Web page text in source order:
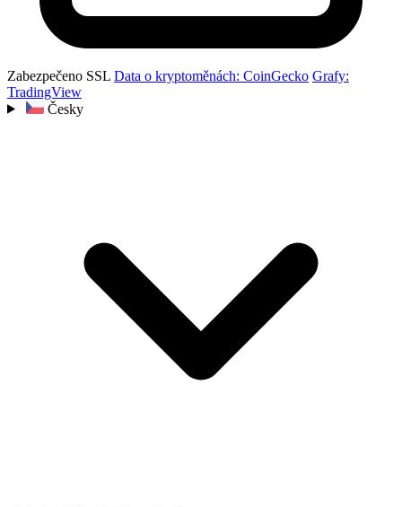
Zabezpečeno SSL Data o kryptoměnách: CoinGecko Grafy:
TradingView
Česky